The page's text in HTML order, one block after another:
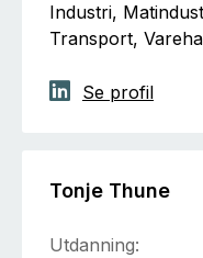
Industri,
Transport,
Se profil
Tonje Thune
Utdanning: